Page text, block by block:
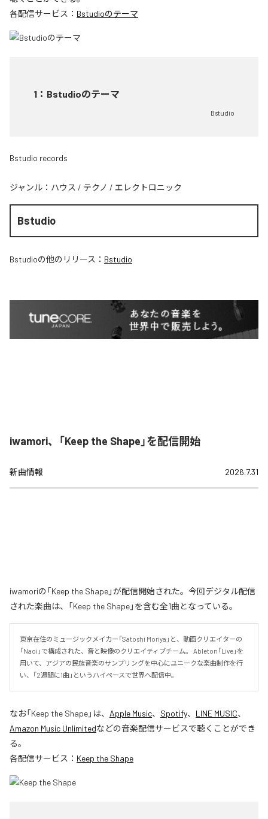
各配信サービス： Bstudioのテーマ
1 ： Bstudioのテーマ
Bstudio
Bstudio records
ジャンル： ハウス / テクノ / エレクトロニック
Bstudio
Bstudioの他のリリース： Bstudio
iwamori、「Keep the Shape」を配信開始
新曲情報 2026.7.31
iwamoriの「Keep the Shape」が配信開始された。今回デジタル配信
された楽曲は、「Keep the Shape」を含む全1曲となっている。
東京在住のミュージックメイカー「Satoshi Moriya」と、動画クリエイターの
「Naoi」で構成された、音と映像のクリエイティブチーム。 Ableton「Live」を
用いて、アジアの民族音楽のサンプリングを中心にユニークな楽曲制作を行
い、「2週間に1曲」というハイペースで世界へ配信中。
なお「Keep the Shape」は、 Apple Music、 Spotify、 LINE MUSIC、
Amazon Music Unlimitedなどの音楽配信サービスで聴くことができ
る。
各配信サービス： Keep the Shape